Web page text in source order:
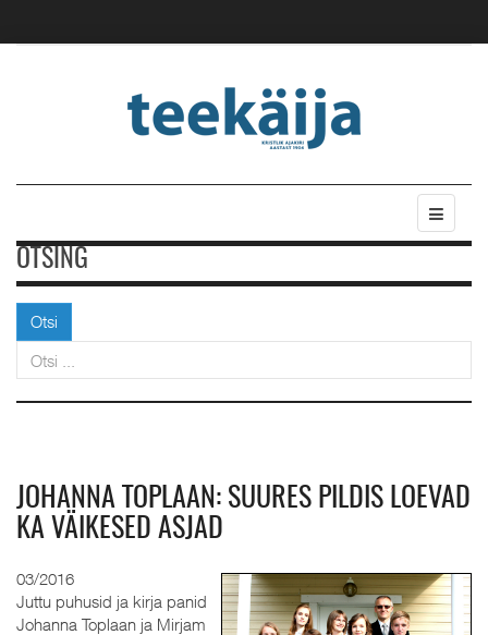
OTSING
Otsi
JOHANNA TOPLAAN: SUURES PILDIS LOEVAD
KA VÄIKESED ASJAD
03/2016
Juttu puhusid ja kirja panid
Johanna Toplaan ja Mirjam